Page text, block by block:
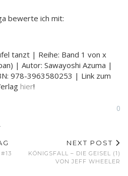
bewerte ich mit:
tanzt | Reihe: Band 1 von x
| Autor: Sawayoshi Azuma |
978-3963580253 | Link zum
hier!
0
NEXT POST
KÖNIGSFALL – DIE GEISEL (1)
VON JEFF WHEELER